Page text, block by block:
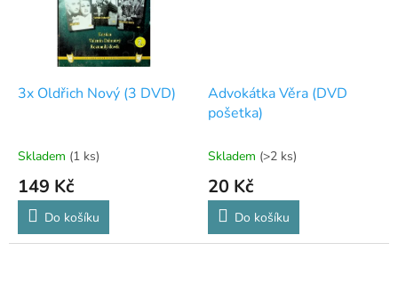
3x Oldřich Nový (3 DVD)
Skladem (1 ks)
149 Kč
Do košíku
Advokátka Věra (DVD
pošetka)
Skladem (>2 ks)
20 Kč
Do košíku